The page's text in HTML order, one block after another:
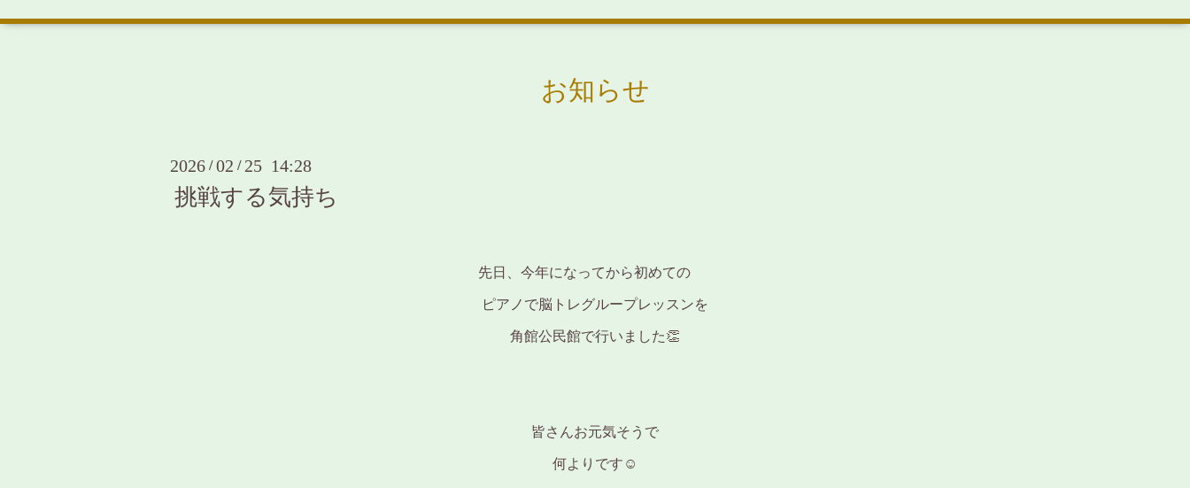
お知らせ
2026 /02 / 25 14:28
挑戦する気持ち
先日、今年になってから初めての
ピアノで脳トレグループレッスンを
角館公民館で行いました👏
皆さんお元気そうで
何よりです☺️